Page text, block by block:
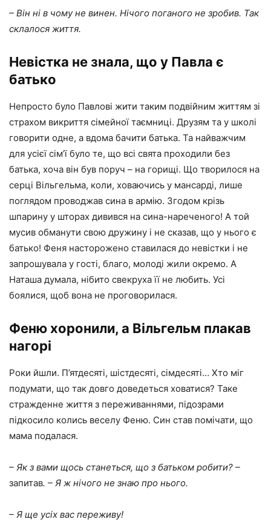
– Він ні в чому не винен. Нічого поганого не зробив. Так
склалося життя.
Невістка не знала, що у Павла є
батько
Непросто було Павлові жити таким подвійним життям зі
страхом викриття сімейної таємниці. Друзям та у школі
говорити одне, а вдома бачити батька. Та найважчим
для усієї сім’ї було те, що всі свята проходили без
батька, хоча він був поруч – на горищі. Що творилося на
серці Вільгельма, коли, ховаючись у мансарді, лише
поглядом проводжав сина в армію. Згодом крізь
шпарину у шторах дивився на сина-нареченого! А той
мусив обманути свою дружину і не сказав, що у нього є
батько! Феня насторожено ставилася до невістки і не
запрошувала у гості, благо, молоді жили окремо. А
Наташа думала, нібито свекруха її не любить. Усі
боялися, щоб вона не проговорилася.
Феню хоронили, а Вільгельм плакав
нагорі
Роки йшли. П’ятдесяті, шістдесяті, сімдесяті… Хто міг
подумати, що так довго доведеться ховатися? Таке
стражденне життя з переживаннями, підозрами
підкосило колись веселу Феню. Син став помічати, що
мама подалася.
– Як з вами щось станеться, що з батьком робити? –
запитав. – Я ж нічого не знаю про нього.
– Я ще усіх вас переживу!